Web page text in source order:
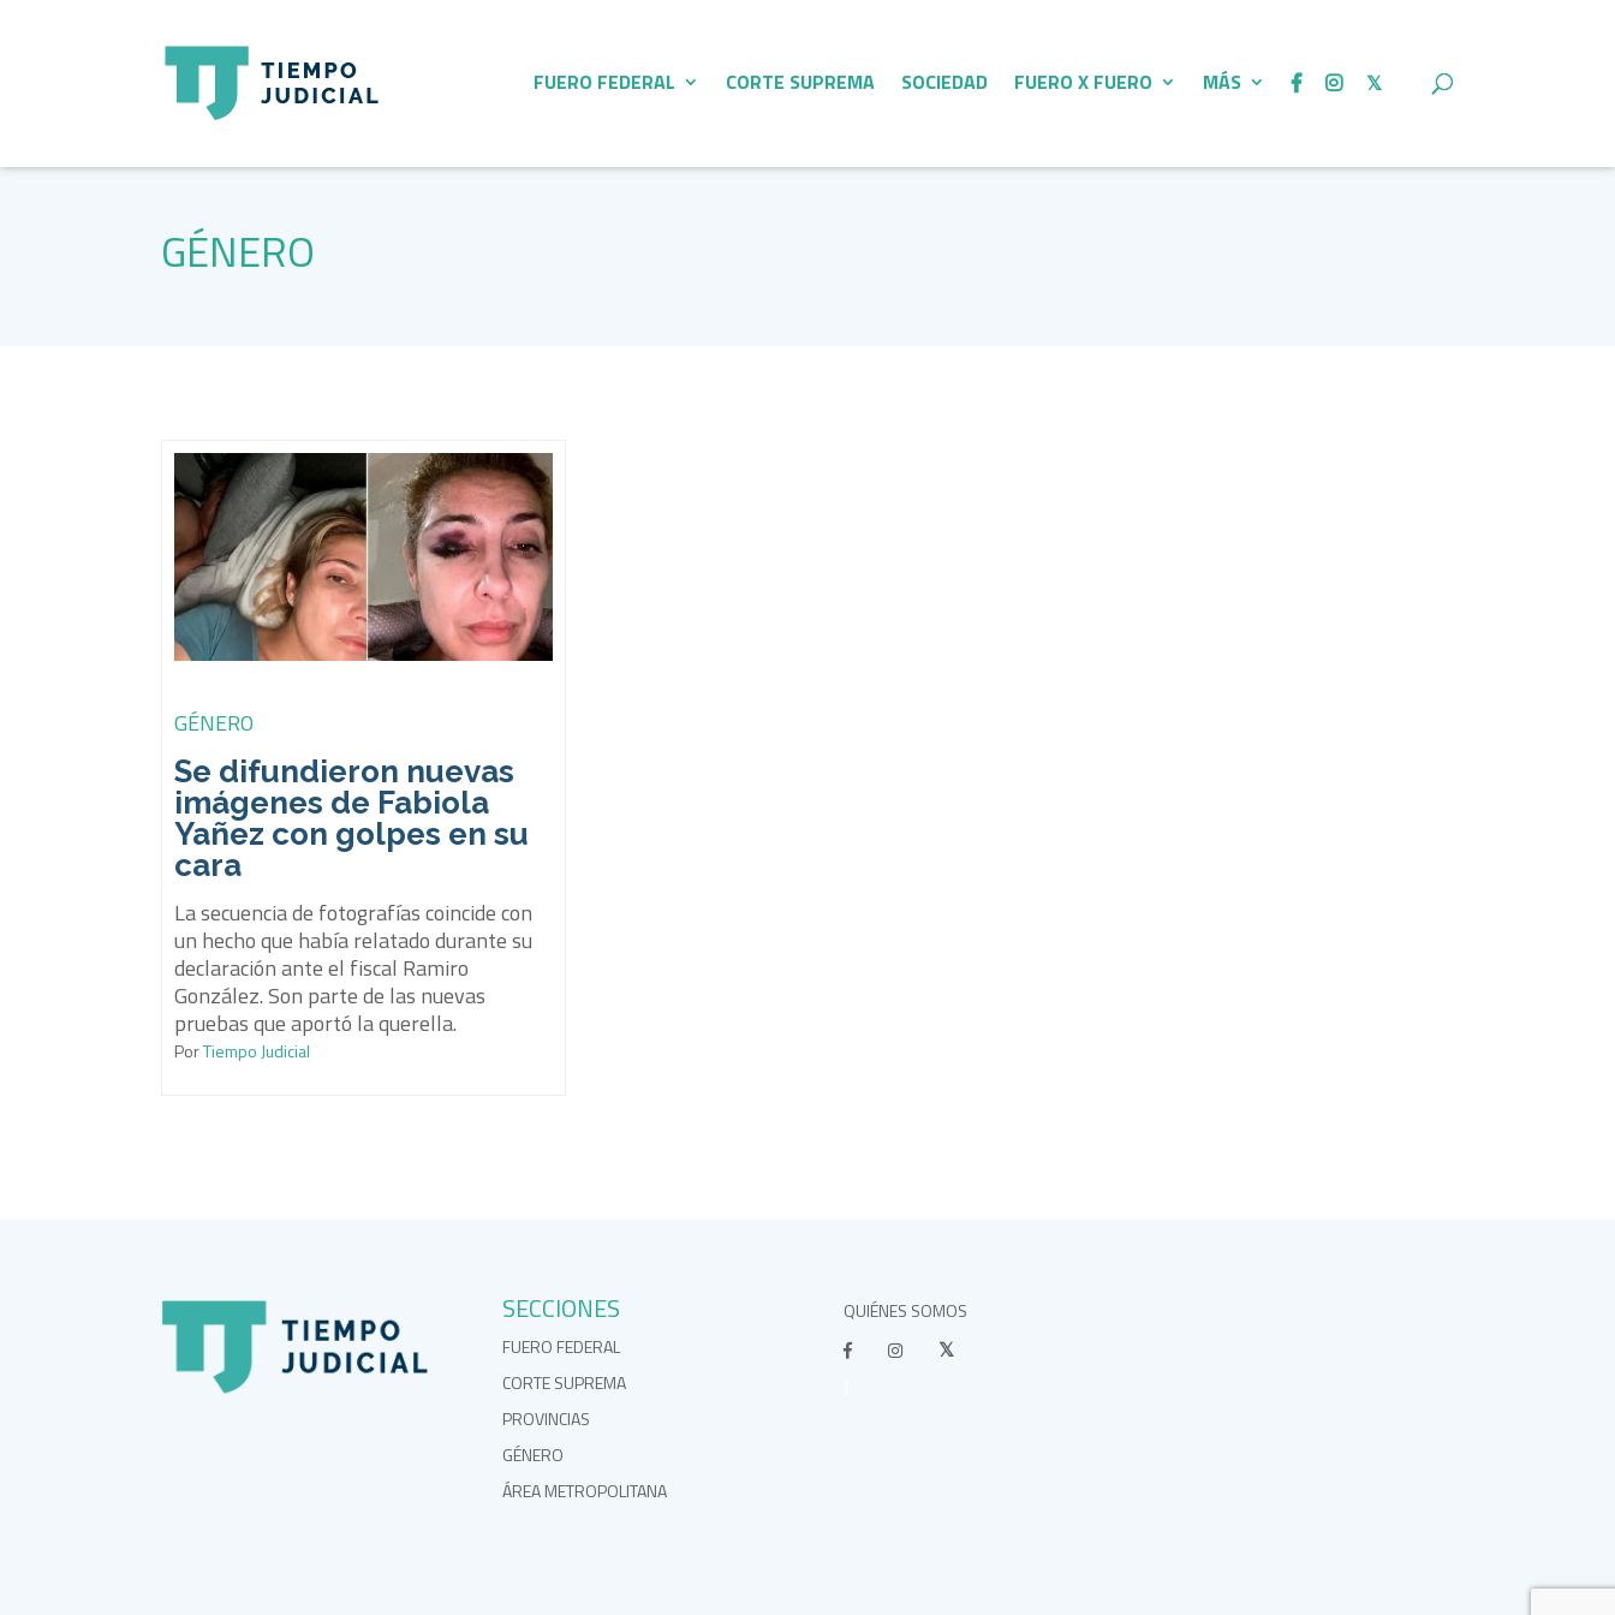
FUERO FEDERAL CORTE SUPREMA SOCIEDAD FUERO X FUERO MÁS
GÉNERO
GÉNERO
Se difundieron nuevas
imágenes de Fabiola
Yañez con golpes en su
cara
La secuencia de fotografías coincide con
un hecho que había relatado durante su
declaración ante el fiscal Ramiro
González. Son parte de las nuevas
pruebas que aportó la querella.
PorTiempo Judicial
SECCIONES
FUERO FEDERAL
CORTE SUPREMA
PROVINCIAS
GÉNERO
ÁREA METROPOLITANA
QUIÉNES SOMOS